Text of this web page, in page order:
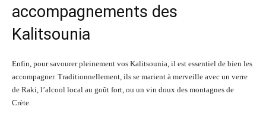
accompagnements des
Kalitsounia
Enfin, pour savourer pleinement vos Kalitsounia, il est essentiel de bien les
accompagner. Traditionnellement, ils se marient à merveille avec un verre
de Raki, l’alcool local au goût fort, ou un vin doux des montagnes de
Crète.